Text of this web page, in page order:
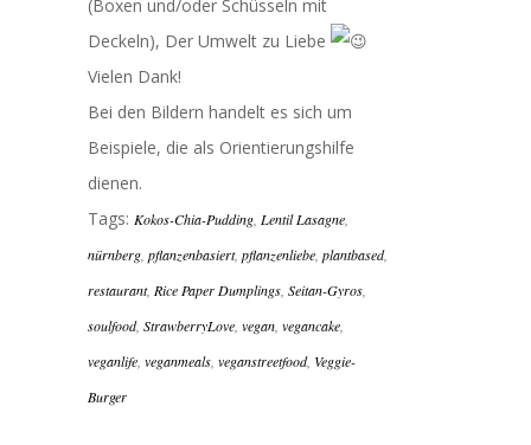
(Boxen und/oder Schüsseln mit
Deckeln), Der Umwelt zu Liebe
Vielen Dank!
Bei den Bildern handelt es sich um
Beispiele, die als Orientierungshilfe
dienen.
Tags: Kokos-Chia-Pudding Lentil Lasagne
nürnberg pflanzenbasiert, pflanzenliebe plantbased,
restaurant, Rice Paper Dumplings Seitan-Gyros
soulfood, StrawberryLove vegan vegancake
veganlife veganmeals veganstreetfood, Veggie-
Burger